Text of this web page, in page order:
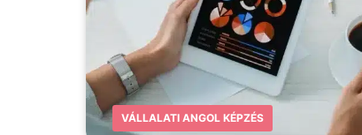
VÁLLALATI ANGOL KÉPZÉS